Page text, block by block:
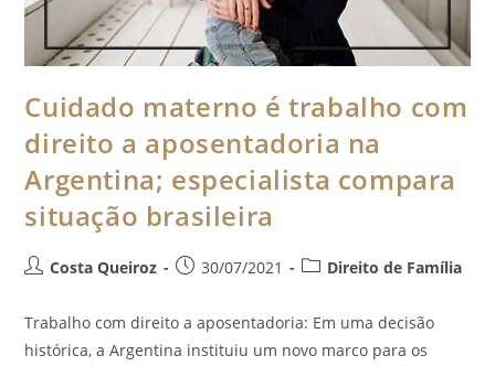
Cuidado materno é trabalho com
direito a aposentadoria na
Argentina; especialista compara
situação brasileira
Costa Queiroz 30/07/2021 Direito de Família
Trabalho com direito a aposentadoria: Em uma decisão
histórica, a Argentina instituiu um novo marco para os